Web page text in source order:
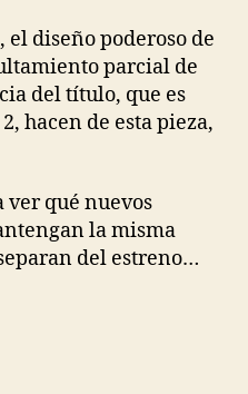
el diseño poderoso de
parcial de
del título, que es
hacen de esta pieza,
ver qué nuevos
la misma
del estreno…